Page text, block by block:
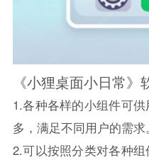
《小狸桌面小日常》
1.各种各样的小组件可
多，满足不同用户的需求。
2.可以按照分类对各种